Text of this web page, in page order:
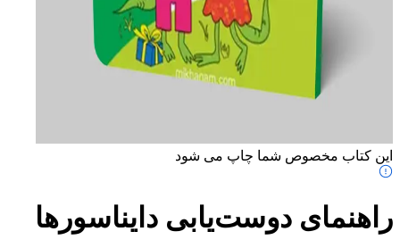
این کتاب مخصوص شما چاپ می شود
راهنمای دوست‌یابی دایناسورها